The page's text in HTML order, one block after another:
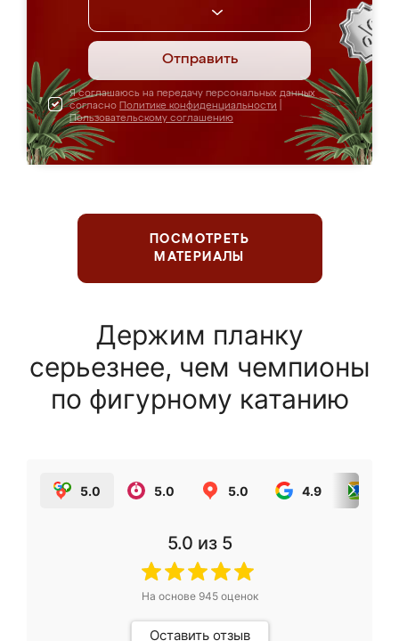
Отправить
Я соглашаюсь на передачу персональных данных
согласно Политике конфиденциальности
Пользовательскому соглашению
ПОСМОТРЕТЬ
МАТЕРИАЛЫ
Держим планку
серьезнее, чем чемпионы
по фигурному катанию
5.0 5.0 5.0 4.9
5.0 из 5
На основе 945оценок
Оставить отзыв